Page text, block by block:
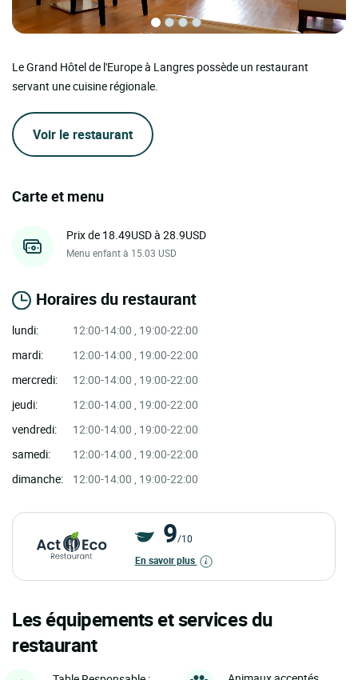
Le Grand Hôtel de l'Europe à Langres possède un restaurant
servant une cuisine régionale.
Voir le restaurant
Carte et menu
Prix de 18.49USD à 28.9USD
Menu enfant à 15.03 USD
Horaires du restaurant
lundi:
12:00-14:00 , 19:00-22:00
mardi:
12:00-14:00 , 19:00-22:00
mercredi:
12:00-14:00 , 19:00-22:00
jeudi:
12:00-14:00 , 19:00-22:00
vendredi:
12:00-14:00 , 19:00-22:00
samedi:
12:00-14:00 , 19:00-22:00
dimanche:
12:00-14:00 , 19:00-22:00
9/10
En savoir plus
Les équipements et services du
restaurant